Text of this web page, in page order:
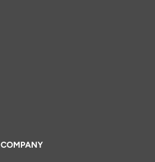
COMPANY